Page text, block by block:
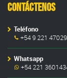
Contáctenos
Teléfono
+54 9 221
Whatsapp
+54 221